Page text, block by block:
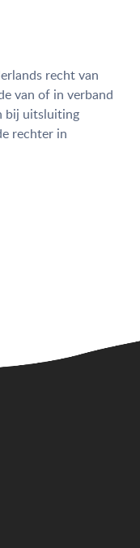
recht van
van of in verband
bij uitsluiting
rechter in